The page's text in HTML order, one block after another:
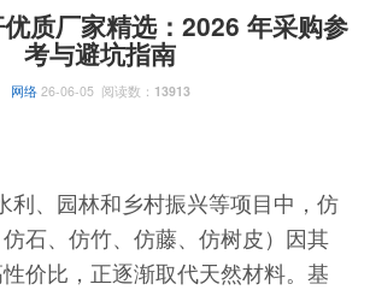
质厂家精选：2026 年采购参
考与避坑指南
网络 26-06-05阅读数： 13913
利、园林和乡村振兴等项目中，仿
石、仿竹、仿藤、仿树皮）因其
价比，正逐渐取代天然材料。基